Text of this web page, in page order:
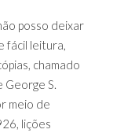
posso deixar
fácil leitura,
chamado
George S.
meio de
lições